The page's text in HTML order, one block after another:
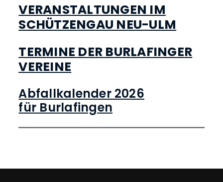
VERANSTALTUNGEN IM
SCHÜTZENGAU NEU-ULM
TERMINE DER BURLAFINGER
VEREINE
Abfallkalender 2026
für Burlafingen